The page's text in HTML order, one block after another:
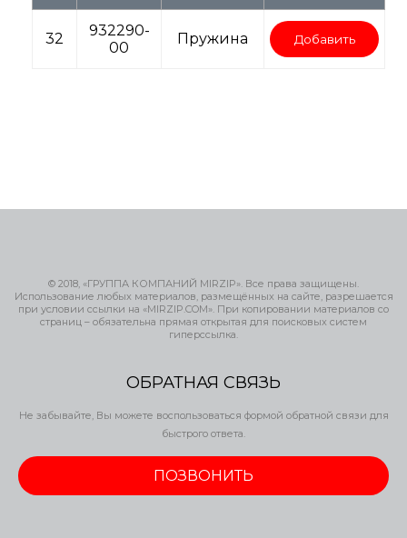
32
932290-
00
Пружина Добавить
© 2018, «ГРУППА КОМПАНИЙ MIRZIP». Все права защищены.
Использование любых материалов, размещённых на сайте, разрешается
при условии ссылки на «MIRZIP.COM». При копировании материалов со
страниц – обязательна прямая открытая для поисковых систем
гиперссылка.
ОБРАТНАЯ СВЯЗЬ
Не забывайте, Вы можете воспользоваться формой обратной связи для
быстрого ответа.
ПОЗВОНИТЬ